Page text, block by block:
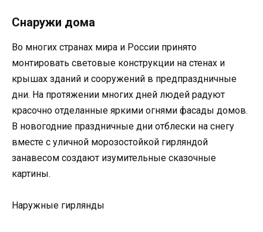
Снаружи дома
Во многих странах мира и России принято
монтировать световые конструкции на стенах и
крышах зданий и сооружений в предпраздничные
дни. На протяжении многих дней людей радуют
красочно отделанные яркими огнями фасады домов.
В новогодние праздничные дни отблески на снегу
вместе с уличной морозостойкой гирляндой
занавесом создают изумительные сказочные
картины.
Наружные гирлянды